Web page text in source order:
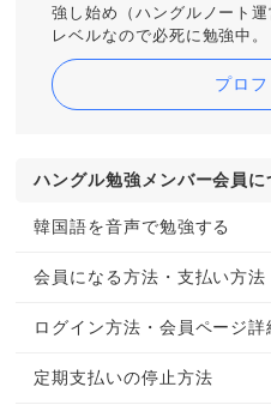
強し始め（ハングルノート
レベルなので必死に勉強中。
プロ
ハングル勉強メンバー会員に
韓国語を音声で勉強する
会員になる方法・支払い方法
ログイン方法・会員ページ詳
定期支払いの停止方法